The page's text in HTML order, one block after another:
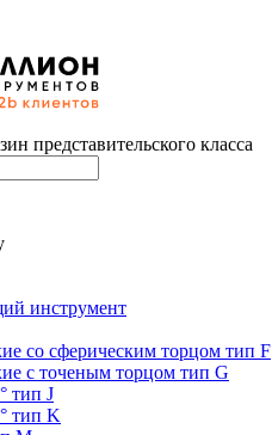
представительского класса
инструмент
cо сферическим торцом тип F
с точеным торцом тип G
тип J
тип K